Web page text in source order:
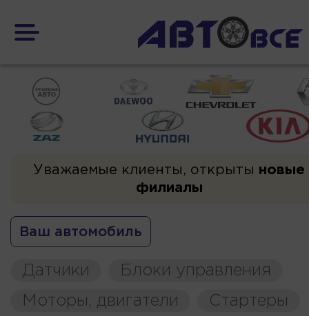
Уважаемые клиенты, открыты новые
филиалы
Ваш автомобиль
Датчики
Блоки управления
Моторы, двигатели
Стартеры